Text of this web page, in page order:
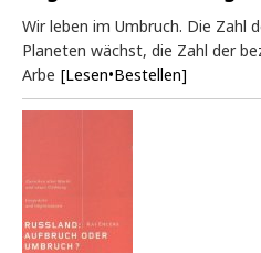
Wir leben im Umbruch. Die Zahl
Planeten wächst, die Zahl der
Arbe [Lesen•Bestellen]